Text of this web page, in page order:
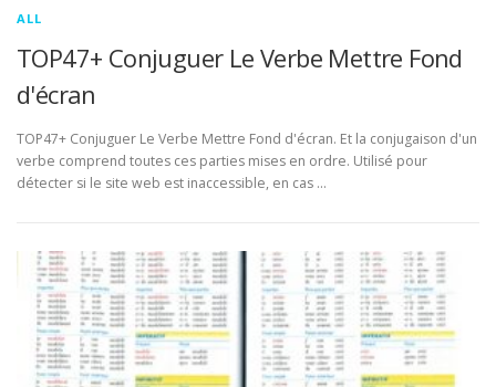
ALL
TOP47+ Conjuguer Le Verbe Mettre Fond
d'écran
TOP47+ Conjuguer Le Verbe Mettre Fond d'écran. Et la conjugaison d'un
verbe comprend toutes ces parties mises en ordre. Utilisé pour
détecter si le site web est inaccessible, en cas …